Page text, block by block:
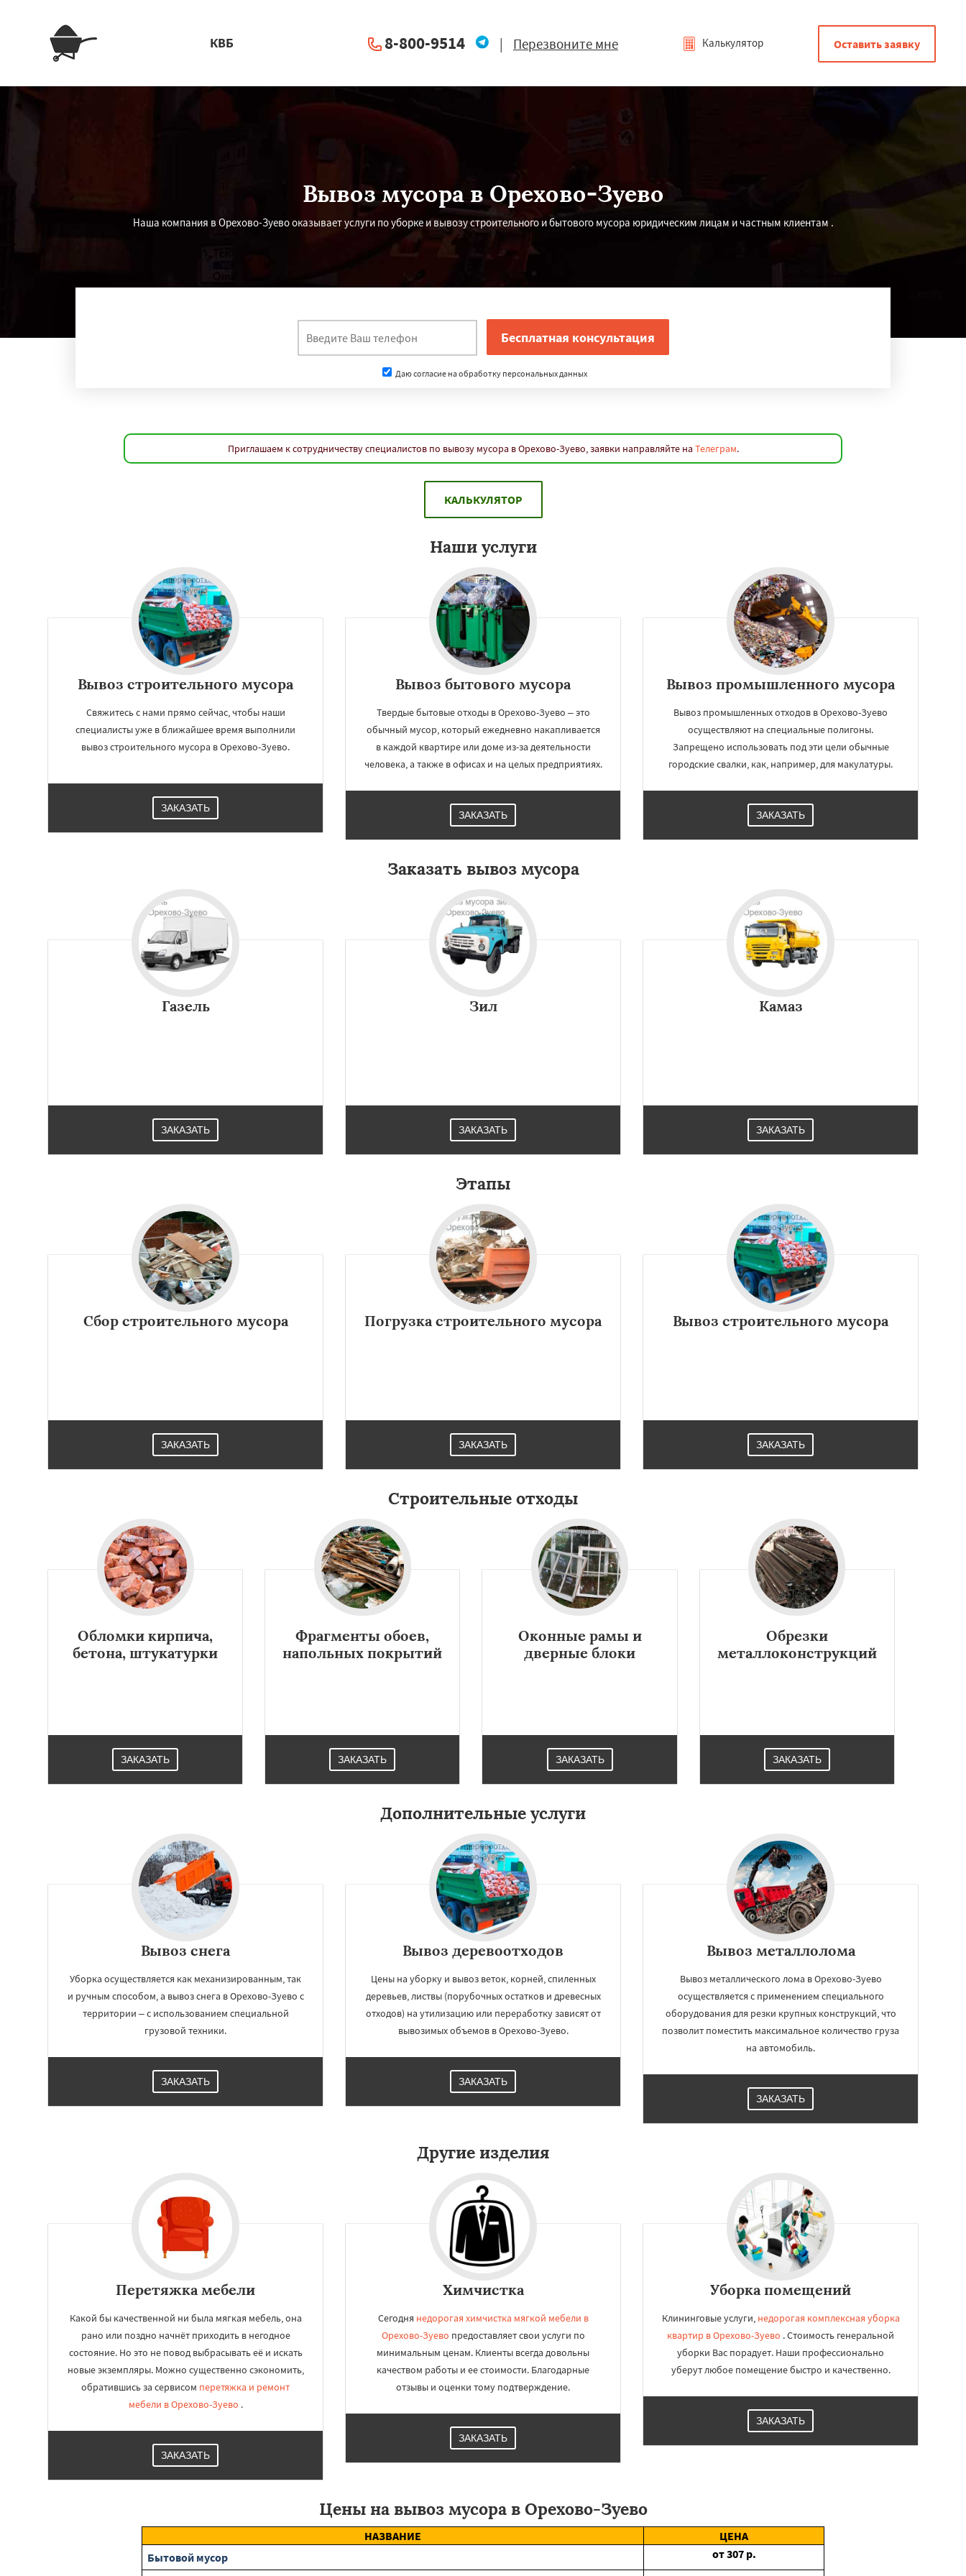
×
Рузф
Электроугли
Андреево Белоомут
КВБ 8-800-9514 | Перезвоните мне Калькулятор Оставить заявку
Вывоз мусора в Орехово-Зуево
Наша компания в Орехово-Зуево оказывает услуги по уборке и вывозу строительного и бытового мусора юридическим лицам и частным клиентам .
Даю согласие на обработку персональных данных
Приглашаем к сотрудничеству специалистов по вывозу мусора в Орехово-Зуево, заявки направляйте на Телеграм.
КАЛЬКУЛЯТОР
Наши услуги
Вывоз строительного мусора
Свяжитесь с нами прямо сейчас, чтобы наши
специалисты уже в ближайшее время выполнили
вывоз строительного мусора в Орехово-Зуево.
ЗАКАЗАТЬ
Вывоз бытового мусора
Твердые бытовые отходы в Орехово-Зуево – это
обычный мусор, который ежедневно накапливается
в каждой квартире или доме из-за деятельности
человека, а также в офисах и на целых предприятиях.
ЗАКАЗАТЬ
Вывоз промышленного мусора
Вывоз промышленных отходов в Орехово-Зуево
осуществляют на специальные полигоны.
Запрещено использовать под эти цели обычные
городские свалки, как, например, для макулатуры.
ЗАКАЗАТЬ
Заказать вывоз мусора
Газель
ЗАКАЗАТЬ
Зил
ЗАКАЗАТЬ
Камаз
ЗАКАЗАТЬ
Этапы
Сбор строительного мусора
ЗАКАЗАТЬ
Погрузка строительного мусора
ЗАКАЗАТЬ
Вывоз строительного мусора
ЗАКАЗАТЬ
Строительные отходы
Обломки кирпича,
бетона, штукатурки
ЗАКАЗАТЬ
Фрагменты обоев,
напольных покрытий
ЗАКАЗАТЬ
Оконные рамы и
дверные блоки
ЗАКАЗАТЬ
Обрезки
металлоконструкций
ЗАКАЗАТЬ
Дополнительные услуги
Вывоз снега
Уборка осуществляется как механизированным, так
и ручным способом, а вывоз снега в Орехово-Зуево с
территории – с использованием специальной
грузовой техники.
ЗАКАЗАТЬ
Вывоз деревоотходов
Цены на уборку и вывоз веток, корней, спиленных
деревьев, листвы (порубочных остатков и древесных
отходов) на утилизацию или переработку зависят от
вывозимых объемов в Орехово-Зуево.
ЗАКАЗАТЬ
Вывоз металлолома
Вывоз металлического лома в Орехово-Зуево
осуществляется с применением специального
оборудования для резки крупных конструкций, что
позволит поместить максимальное количество груза
на автомобиль.
ЗАКАЗАТЬ
Другие изделия
Перетяжка мебели
Какой бы качественной ни была мягкая мебель, она
рано или поздно начнёт приходить в негодное
состояние. Но это не повод выбрасывать её и искать
новые экземпляры. Можно существенно сэкономить,
обратившись за сервисом перетяжка и ремонт
мебели в Орехово-Зуево .
ЗАКАЗАТЬ
Химчистка
Сегодня недорогая химчистка мягкой мебели в
Орехово-Зуево предоставляет свои услуги по
минимальным ценам. Клиенты всегда довольны
качеством работы и ее стоимости. Благодарные
отзывы и оценки тому подтверждение.
ЗАКАЗАТЬ
Уборка помещений
Клининговые услуги, недорогая комплексная уборка
квартир в Орехово-Зуево . Стоимость генеральной
уборки Вас порадует. Наши профессионально
уберут любое помещение быстро и качественно.
ЗАКАЗАТЬ
Цены на вывоз мусора в Орехово-Зуево
НАЗВАНИЕ
ЦЕНА
Бытовой мусор
от307 р.
×
Даю согласие на обработку персональных данных